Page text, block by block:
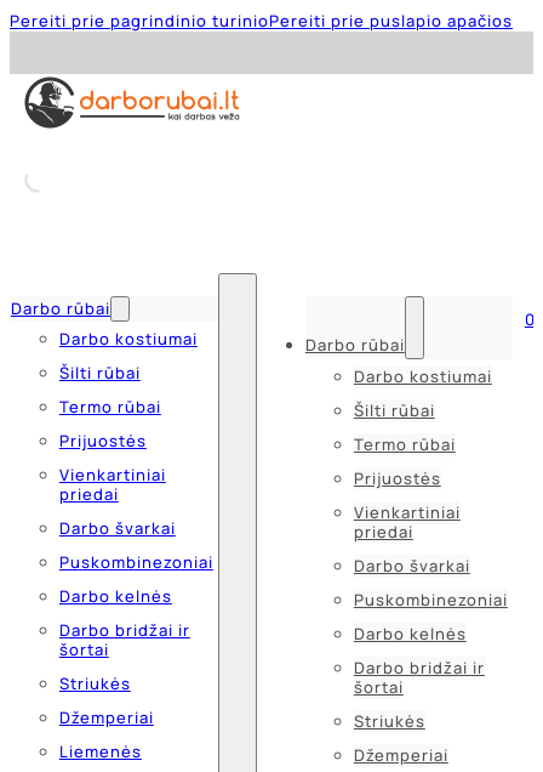
Pereiti prie pagrindinio turinioPereiti prie puslapio apačios
Darbo rūbai
Darbo kostiumai
Šilti rūbai
Termo rūbai
Prijuostės
Vienkartiniai
priedai
Darbo švarkai
Puskombinezoniai
Darbo kelnės
Darbo bridžai ir
šortai
Striukės
Džemperiai
Liemenės
Darbo rūbai
Darbo kostiumai
Šilti rūbai
Termo rūbai
Prijuostės
Vienkartiniai
priedai
Darbo švarkai
Puskombinezoniai
Darbo kelnės
Darbo bridžai ir
šortai
Striukės
Džemperiai
0